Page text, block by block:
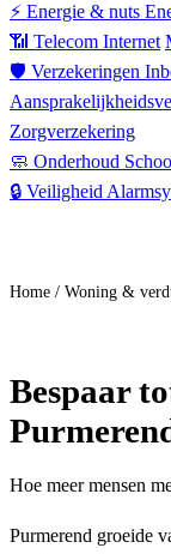
⚡ Energie & nuts
📶 Telecom Internet
🛡 Verzekeringen
Zorgverzekering
🧼 Onderhoud
🔒 Veiligheid
Home / Woning &
Bespaar
Hoe meer mensen
Purmerend groeide